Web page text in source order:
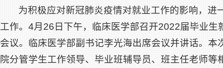
为积极应对新冠肺炎疫情对就业工作的影响，进
工作。4月26日下午，临床医学部召开2022届毕业生
会议。临床医学部副书记李光海出席会议并讲话。本
院分管学生工作领导、毕业班辅导员、班主任老师等